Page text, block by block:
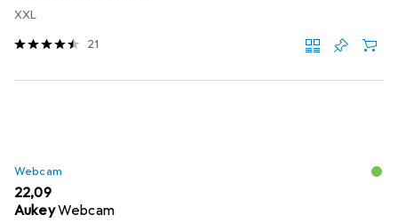
XXL
21
Webcam
EUR
22,09
AukeyWebcam